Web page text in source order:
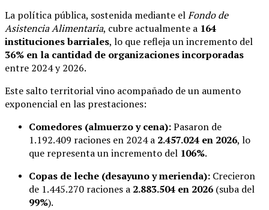
La política pública, sostenida mediante elFondo de
Asistencia Alimentaria, cubre actualmente a 164
instituciones barriales, lo que refleja un incremento del
36% en la cantidad de organizaciones incorporadas
entre 2024 y 2026.
Este salto territorial vino acompañado de un aumento
exponencial en las prestaciones:
Comedores (almuerzo y cena):Pasaron de
1.192.409 raciones en 2024 a 2.457.024 en 2026, lo
que representa un incremento del 106%.
Copas de leche (desayuno y merienda): Crecieron
de 1.445.270 raciones a 2.883.504 en 2026 (suba del
99%).